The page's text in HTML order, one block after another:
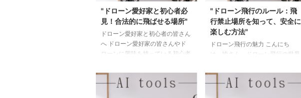
"ドローン愛好家と初心者必
見！合法的に飛ばせる場所"
ドローン愛好家と初心者の皆さん
へ ドローン愛好家の皆さんやド
ローンに興味を持っている初心者
を飛ばせる場所を知ることは重要
です。この記事では、ドローンを
"ドローン飛行のルール：飛
行禁止場所を知って、安全に
楽しむ方法"
ドローン飛行の魅力 こんにち
は、皆さん。ドローン飛行の世界
の視点を提供し、私たちが世界を
見る新しい方法を提供します。そ